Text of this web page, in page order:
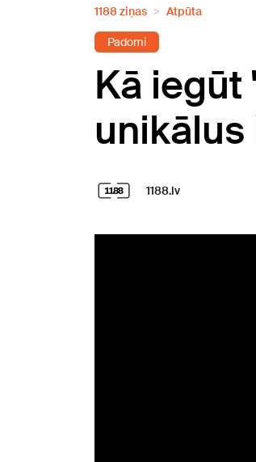
1188 ziņas Atpūta
Padomi
Kā
1188.lv